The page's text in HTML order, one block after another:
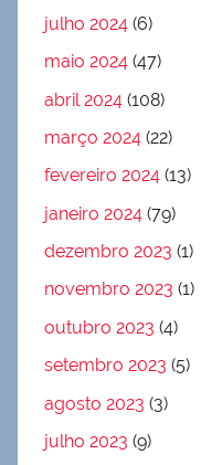
julho 2024 (6)
maio 2024 (47)
abril 2024 (108)
março 2024 (22)
fevereiro 2024 (13)
janeiro 2024 (79)
dezembro 2023 (1)
novembro 2023 (1)
outubro 2023 (4)
setembro 2023 (5)
agosto 2023 (3)
julho 2023 (9)